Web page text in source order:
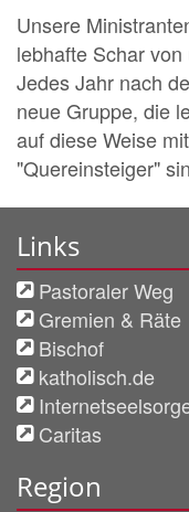
Unsere
lebhafte Schar
Jedes Jahr nach
neue Gruppe, die
auf diese Weise
"Quereinsteiger"
Links
Pastoraler Weg
Gremien & Räte
Bischof
katholisch.de
Caritas
Region